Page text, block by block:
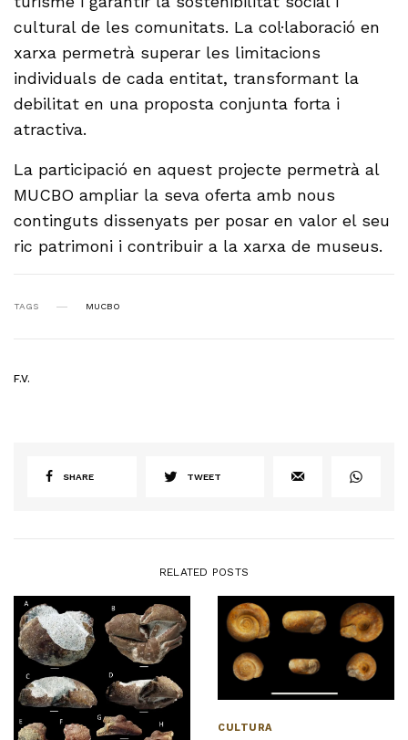
cultural de les comunitats. La col·laboració en
xarxa permetrà superar les limitacions
individuals de cada entitat, transformant la
debilitat en una proposta conjunta forta i
atractiva.
La participació en aquest projecte permetrà al
MUCBO ampliar la seva oferta amb nous
continguts dissenyats per posar en valor el seu
ric patrimoni i contribuir a la xarxa de museus.
TAGS MUCBO
F.V.
SHARE TWEET
RELATED POSTS
CULTURA